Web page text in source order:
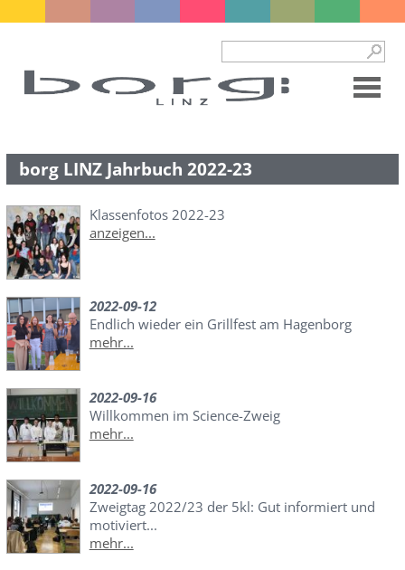
borg LINZ Jahrbuch 2022-23
Klassenfotos 2022-23
anzeigen...
2022-09-12
Endlich wieder ein Grillfest am Hagenborg
mehr...
2022-09-16
Willkommen im Science-Zweig
mehr...
2022-09-16
Zweigtag 2022/23 der 5kl: Gut informiert und
motiviert...
mehr...